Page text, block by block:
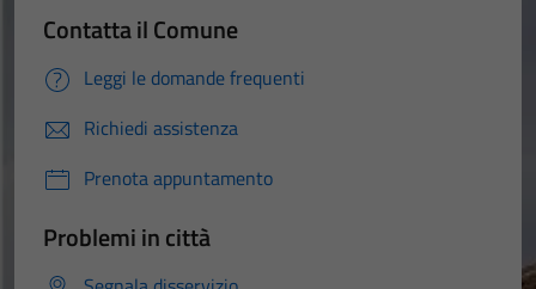
Contatta il Comune
Leggi le domande frequenti
Richiedi assistenza
Prenota appuntamento
Problemi in città